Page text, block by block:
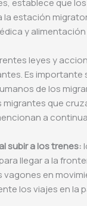
establece que
la estación
y
leyes y
Es
de los
migrantes que
a
subir a los trenes:
llegar a la
vagones en
los viajes en la